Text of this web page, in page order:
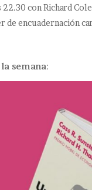
con Richard
encuadernación
semana: